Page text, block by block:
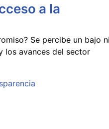
a la
Se percibe un bajo
los avances del sector